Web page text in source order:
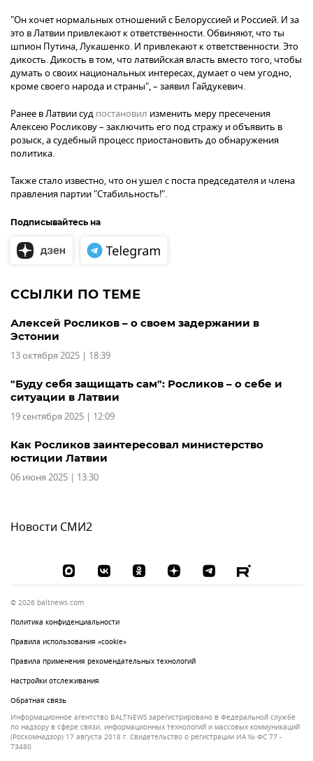
"Он хочет нормальных отношений с Белоруссией и Россией. И за
это в Латвии привлекают к ответственности. Обвиняют, что ты
шпион Путина, Лукашенко. И привлекают к ответственности. Это
дикость. Дикость в том, что латвийская власть вместо того, чтобы
думать о своих национальных интересах, думает о чем угодно,
кроме своего народа и страны", – заявил Гайдукевич.
Ранее в Латвии суд постановил изменить меру пресечения
Алексею Росликову – заключить его под стражу и объявить в
розыск, а судебный процесс приостановить до обнаружения
политика.
Также стало известно, что он ушел с поста председателя и члена
правления партии "Стабильность!".
Подписывайтесь на
ССЫЛКИ ПО ТЕМЕ
Алексей Росликов – о своем задержании в
Эстонии
13 октября 2025 | 18:39
"Буду себя защищать сам": Росликов – о себе и
ситуации в Латвии
19 сентября 2025 | 12:09
Как Росликов заинтересовал министерство
юстиции Латвии
06 июня 2025 | 13:30
Новости СМИ2
© 2026 baltnews.com
Политика конфиденциальности
Правила использования «cookie»
Правила применения рекомендательных технологий
Настройки отслеживания
Обратная связь
Информационное агентство BALTNEWS зарегистрировано в Федеральной службе
по надзору в сфере связи, информационных технологий и массовых коммуникаций
(Роскомнадзор) 17 августа 2018 г. Свидетельство о регистрации ИА № ФС 77 -
73480